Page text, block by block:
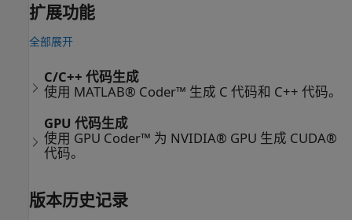
扩展功能
全部展开
C/C++ 代码生成
使用 MATLAB® Coder™ 生成 C 代码和 C++ 代码。
GPU 代码生成
使用 GPU Coder™ 为 NVIDIA® GPU 生成 CUDA®
代码。
版本历史记录